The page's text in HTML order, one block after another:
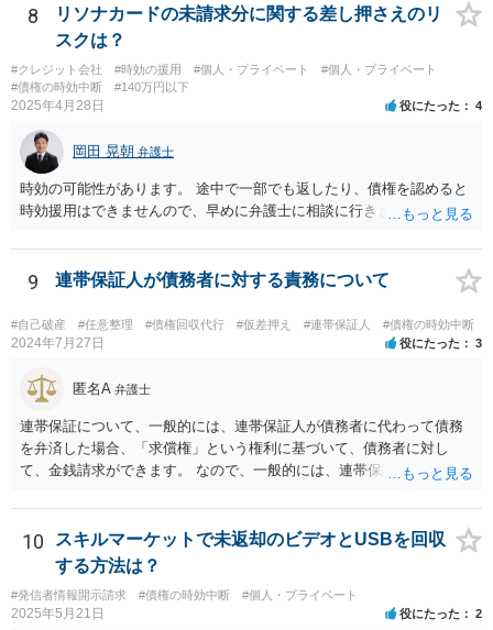
にご相談されることをおすすめします。
8
リソナカードの未請求分に関する差し押さえのリ
スクは？
#クレジット会社 #時効の援用 #個人・プライベート
#個人・プライベート
#債権の時効中断
#140万円以下
2025年4月28日 役にたった 4
岡田 晃朝 弁護士
時効の可能性があります。 途中で一部でも返したり、債権を認めると
時効援用はできませんので、早めに弁護士に相談に行きましょう。
9 連帯保証人が債務者に対する責務について
#自己破産 #任意整理 #債権回収代行 #仮差押え #連帯保証人 #債権の時効中断
2024年7月27日 役にたった 3
匿名A 弁護士
連帯保証について、一般的には、連帯保証人が債務者に代わって債務
を弁済した場合、「求償権」という権利に基づいて、債務者に対し
て、金銭請求ができます。 なので、一般的には、連帯保証人が代わり
者が連帯債務者に支払わなければならない、ということになります。
ご質問の構成の違いを確認されたい意図は分かりかねますが、結論と
しては、一般的には「求償権」に基づいて上記のような処理になるか
と思います。
10
スキルマーケットで未返却のビデオとUSBを回収
する方法は？
#発信者情報開示請求 #債権の時効中断 #個人・プライベート
2025年5月21日 役にたった 2